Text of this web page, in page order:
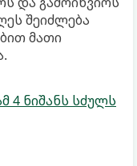
შეიძლება
მათი
4 ნიშანს სძულს